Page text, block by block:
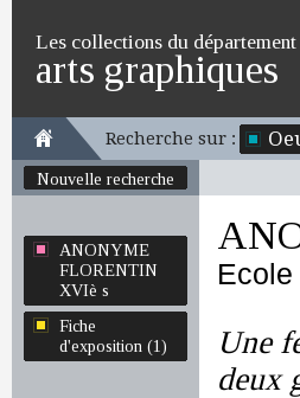
Les collections du département
arts graphiques
Recherche sur :
Nouvelle recherche
ANONYME
FLORENTIN
XVIè s
Fiche
d'exposition (1)
Une
deux